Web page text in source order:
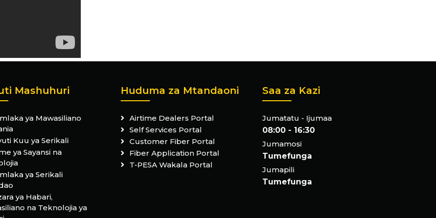
Mashuhuri
ya Mawasiliano
Kuu ya Serikali
ya Sayansi na
ya Serikali
ya Habari,
na Teknolojia ya
Huduma za Mtandaoni
Airtime Dealers Portal
Self Services Portal
Customer Fiber Portal
Fiber Application Portal
T-PESA Wakala Portal
Saa za Kazi
Jumatatu - Ijumaa
08:00 - 16:30
Jumamosi
Tumefunga
Jumapili
Tumefunga